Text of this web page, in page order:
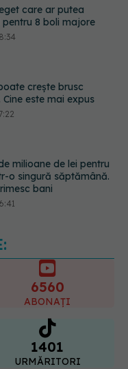
crește brusc
este mai expus
milioane de lei pentru
o singură săptămână.
ta preferată
pe care o ai. Care
al generațiilor
6560
ABONAȚI
1401
URMĂRITORI